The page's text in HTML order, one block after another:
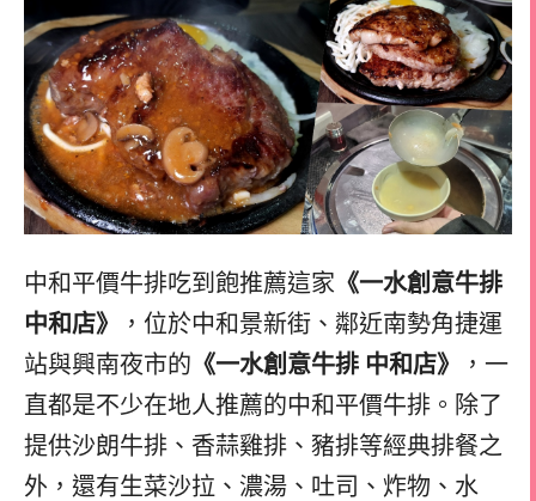
中和平價牛排吃到飽推薦這家 《一水創意牛排
中和店》
，位於中和景新街、鄰近南勢角捷運
站與興南夜市的 《一水創意牛排 中和店》
，一
直都是不少在地人推薦的中和平價牛排。除了
提供沙朗牛排、香蒜雞排、豬排等經典排餐之
外，還有生菜沙拉、濃湯、吐司、炸物、水